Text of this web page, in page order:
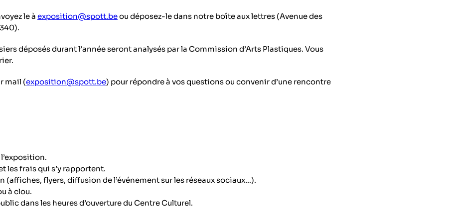
le à exposition@spott.beou déposez-le dans notre boîte aux lettres (Avenue des
déposés durant l’année seront analysés par la Commission d’Arts Plastiques. Vous
mail (exposition@spott.be) pour répondre à vos questions ou convenir d’une rencontre
les frais qui s’y rapportent.
(affiches, flyers, diffusion de l’événement sur les réseaux sociaux…).
à clou.
dans les heures d’ouverture du Centre Culturel.